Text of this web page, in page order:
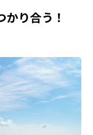
り合う！